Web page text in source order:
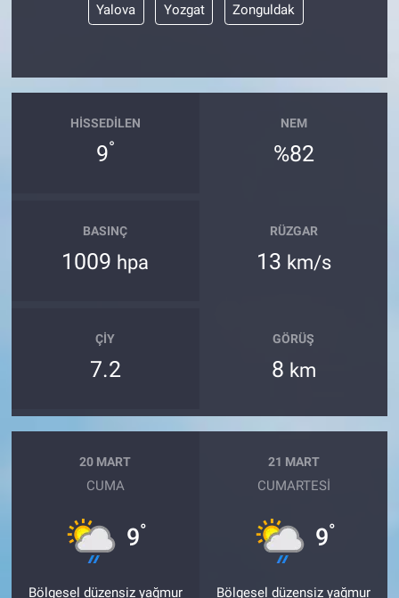
Yalova Yozgat Zonguldak
HISSEDILEN
9°
NEM
%82
BASINÇ
1009 hpa
RÜZGAR
13 km/s
ÇIY
7.2
GÖRÜŞ
8 km
20 MART
CUMA
9°
Bölgesel düzensiz yağmur
21 MART
CUMARTESI
9°
Bölgesel düzensiz yağmur